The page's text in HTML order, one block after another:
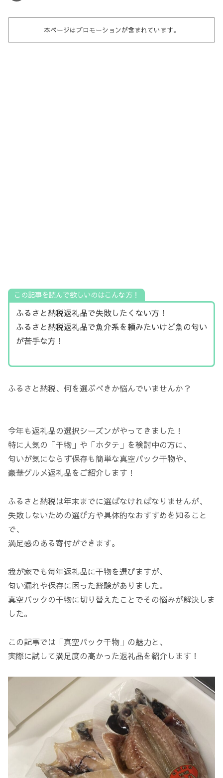
本ページはプロモーションが含まれています。
この記事を読んで欲しいのはこんな方！
ふるさと納税返礼品で失敗したくない方！
ふるさと納税返礼品で魚介系を頼みたいけど魚の匂い
が苦手な方！
ふるさと納税、何を選ぶべきか悩んでいませんか？
今年も返礼品の選択シーズンがやってきました！
特に人気の「干物」や「ホタテ」を検討中の方に、
匂いが気にならず保存も簡単な真空パック干物や、
豪華グルメ返礼品をご紹介します！
ふるさと納税は年末までに選ばなければなりませんが、
失敗しないための選び方や具体的なおすすめを知ること
で、
満足感のある寄付ができます。
我が家でも毎年返礼品に干物を選びますが、
匂い漏れや保存に困った経験がありました。
真空パックの干物に切り替えたことでその悩みが解決しま
した。
この記事では「真空パック干物」の魅力と、
実際に試して満足度の高かった返礼品を紹介します！